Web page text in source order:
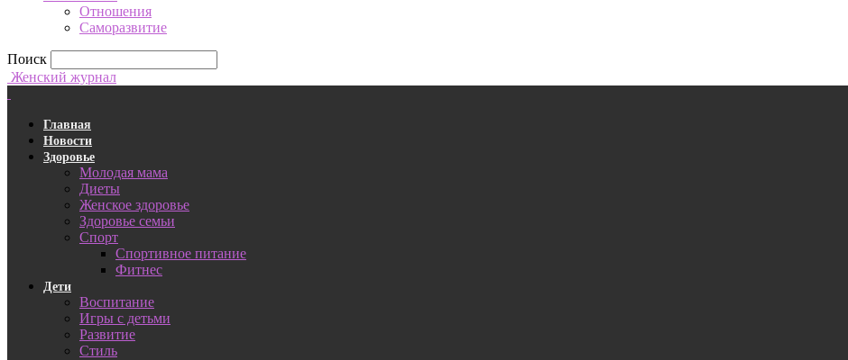
Отношения
Саморазвитие
Поиск
Женский журнал
Главная
Новости
Здоровье
Молодая мама
Диеты
Женское здоровье
Здоровье семьи
Спорт
Спортивное питание
Фитнес
Дети
Воспитание
Игры с детьми
Развитие
Стиль